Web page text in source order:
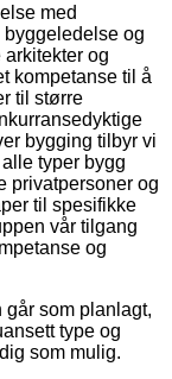
med
byggeledelse og
og
kompetanse til å
til større
bygging tilbyr vi
typer bygg
privatpersoner og
til spesifikke
vår tilgang
og
går som planlagt,
type og
som mulig.